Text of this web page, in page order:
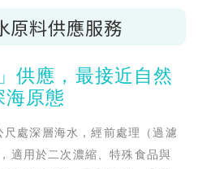
原料供應服務
供應，最接近自然
海原態
處深層海水，經前處理（過濾
適用於二次濃縮、特殊食品與